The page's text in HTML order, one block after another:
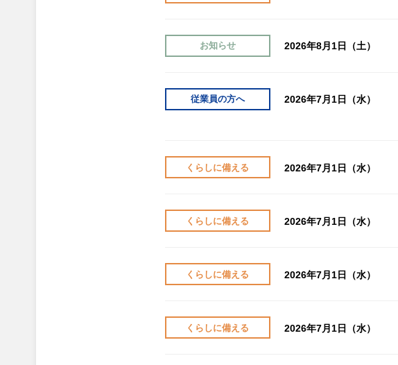
お知らせ 2026年8月1日（土）
従業員の方へ 2026年7月1日（水）
くらしに備える 2026年7月1日（水）
くらしに備える 2026年7月1日（水）
くらしに備える 2026年7月1日（水）
くらしに備える 2026年7月1日（水）